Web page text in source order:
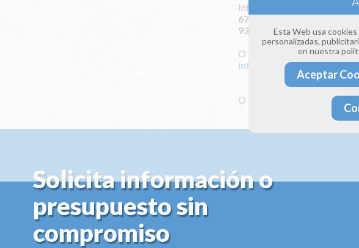
Infórmate llamándonos a
672 115 393
931 164 154
O enviándonos un correo
O solicita más información
Solicita información o
presupuesto sin
compromiso
Esta Web usa
personalizadas,
en nuestra
Aceptar